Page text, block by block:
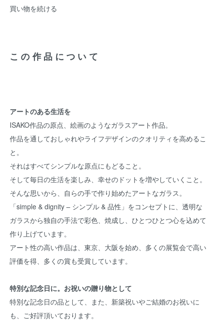
買い物を続ける
この作品について
アートのある生活を
ISAKO作品の原点、絵画のようなガラスアート作品。
作品を通しておしゃれやライフデザインのクオリティを高めるこ
と。
それはすべてシンプルな原点にもどること。
そして毎日の生活を楽しみ、幸せのドットを増やしていくこと。
そんな思いから、自らの手で作り始めたアートなガラス。
「simple & dignity – シンプル & 品性」をコンセプトに、透明な
ガラスから独自の手法で彩色、焼成し、ひとつひとつ心を込めて
作り上げています。
アート性の高い作品は、東京、大阪を始め、多くの展覧会で高い
評価を得、多くの賞も受賞しています。
特別な記念日に。お祝いの贈り物として
特別な記念日の品として、また、新築祝いやご結婚のお祝いに
も、ご好評頂いております。